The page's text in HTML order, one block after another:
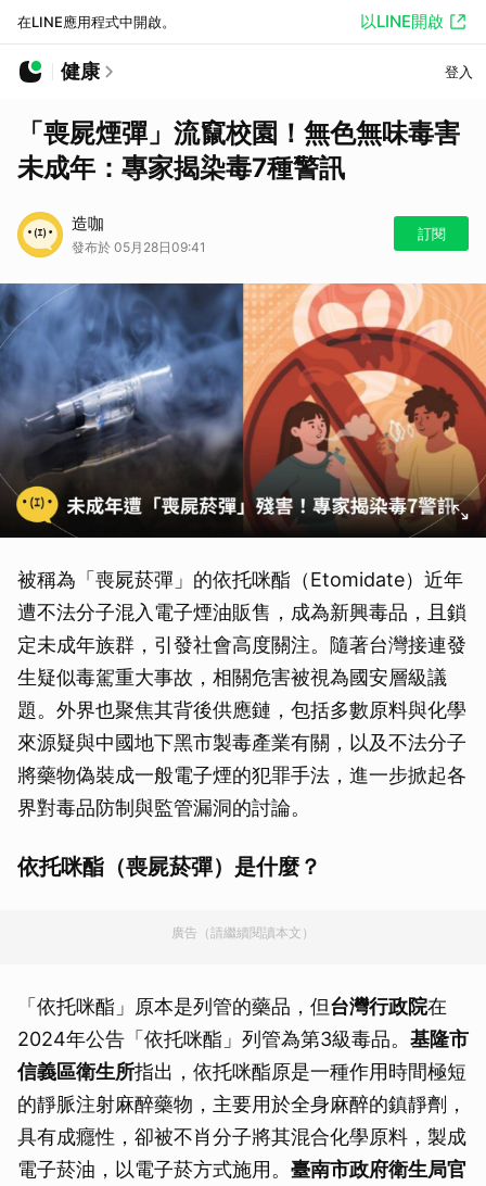
在LINE應用程式中開啟。 以LINE開啟
健康 登入
「喪屍煙彈」流竄校園！無色無味毒害
未成年：專家揭染毒7種警訊
造咖
發布於 05月28日09:41
訂閱
被稱為「喪屍菸彈」的依托咪酯（Etomidate）近年
遭不法分子混入電子煙油販售，成為新興毒品，且鎖
定未成年族群，引發社會高度關注。隨著台灣接連發
生疑似毒駕重大事故，相關危害被視為國安層級議
題。外界也聚焦其背後供應鏈，包括多數原料與化學
來源疑與中國地下黑市製毒產業有關，以及不法分子
將藥物偽裝成一般電子煙的犯罪手法，進一步掀起各
界對毒品防制與監管漏洞的討論。
依托咪酯（喪屍菸彈）是什麼？
廣告（請繼續閱讀本文）
「依托咪酯」原本是列管的藥品，但台灣行政院在
2024年公告「依托咪酯」列管為第3級毒品。 基隆市
信義區衛生所指出，依托咪酯原是一種作用時間極短
的靜脈注射麻醉藥物，主要用於全身麻醉的鎮靜劑，
具有成癮性，卻被不肖分子將其混合化學原料，製成
電子菸油，以電子菸方式施用。 臺南市政府衛生局官